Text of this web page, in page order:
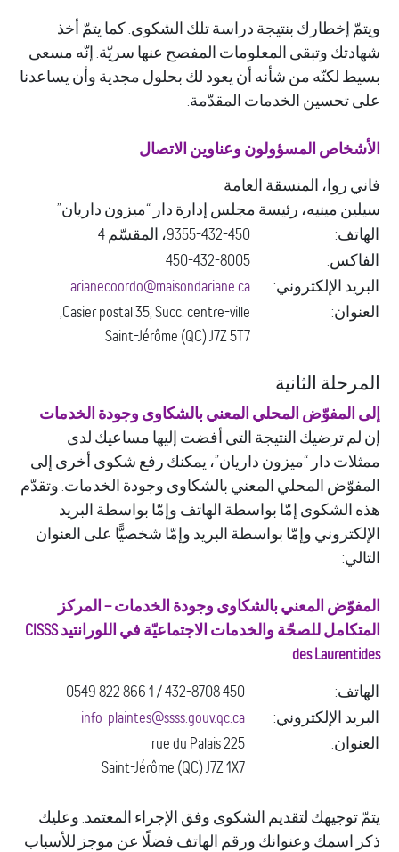
إخطارك بنتيجة دراسة تلك الشكوى. كما يتمّ أخذ
وتبقى المعلومات المفصح عنها سريّة. إنّه مسعى
لكنّه من شأنه أن يعود لك بحلول مجدية وأن يساعدنا
تحسين الخدمات المقدّمة.
المسؤولون وعناوين الاتصال
روا، المنسقة العامة
مينيه، رئيسة مجلس إدارة دار “ميزون داريان”
9355-432-450، المقسّم 4
450-432-8005
الإلكتروني:
arianecoordo@maisondariane.ca
Casier postal 35, Succ. centre-ville,
Saint-Jérôme (QC) J7Z 5T7
الثانية
المفوّض المحلي المعني بالشكاوى وجودة الخدمات
ترضيك النتيجة التي أفضت إليها مساعيك لدى
دار “ميزون داريان”، يمكنك رفع شكوى أخرى إلى
المحلي المعني بالشكاوى وجودة الخدمات. وتقدّم
إمّا بواسطة الهاتف وإمّا بواسطة البريد
وإمّا بواسطة البريد وإمّا شخصيًّا على العنوان
المعني بالشكاوى وجودة الخدمات – المركز
المتكامل للصحّة والخدمات الاجتماعيّة في اللورانتيد CISSS
des
الإلكتروني:
info-plaintes@ssss.gouv.qc.ca
Saint-Jérôme (QC) J7Z 1X7
لتقديم الشكوى وفق الإجراء المعتمد. وعليك
اسمك وعنوانك ورقم الهاتف فضلًا عن موجز للأسباب